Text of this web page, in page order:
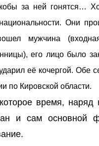
за ней гонятся…
Они
мужчина
его лицо было
её кочергой. Обе
по Кировской области.
время,
и сам основной